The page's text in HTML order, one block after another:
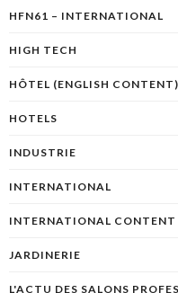
HFN61 – INTERNATIONAL
HIGH TECH
HÔTEL (ENGLISH CONTENT)
HOTELS
INDUSTRIE
INTERNATIONAL
INTERNATIONAL CONTENT
JARDINERIE
L'ACTU DES SALONS